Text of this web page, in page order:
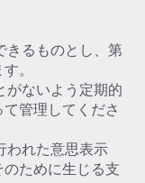
きるものとし、第
。
がないよう定期的
管理してくださ
われた意思表示
ために生じる支